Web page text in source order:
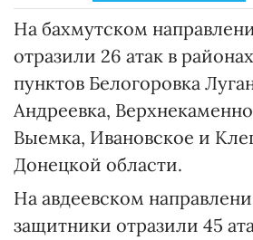
На бахмутском
отразили 26 атак в
пунктов Белогоровка
Андреевка,
Выемка, Ивановское и
Донецкой области.
На авдеевском
защитники отразили 45